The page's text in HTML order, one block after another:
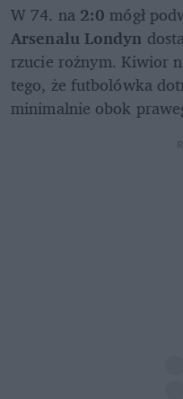
W 74. na 2:0
Arsenalu Londyn
rzucie rożnym. Kiwior
tego, że futbolówka
minimalnie obok